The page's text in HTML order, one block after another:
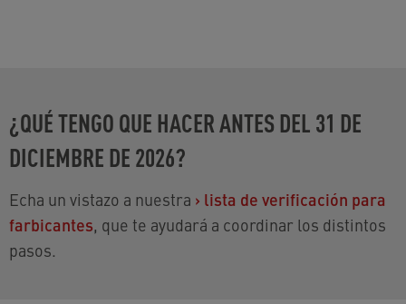
¿QUÉ TENGO QUE HACER ANTES DEL 31 DE
DICIEMBRE DE 2026?
Echa un vistazo a nuestra › lista de verificación para
farbicantes, que te ayudará a coordinar los distintos
pasos.